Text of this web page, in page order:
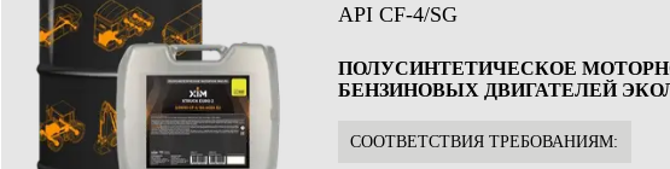
API CF-4/SG
ПОЛУСИНТЕТИЧЕСКОЕ
БЕНЗИНОВЫХ ДВИГАТЕЛЕЙ
CООТВЕТСТВИЯ ТРЕБОВАНИЯМ: